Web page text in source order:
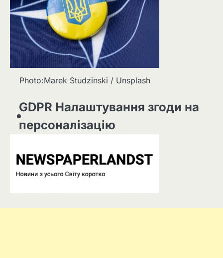
Photo:Marek Studzinski / Unsplash
GDPR Налаштування згоди на
персоналізацію